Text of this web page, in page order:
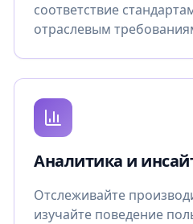
соответствие
отраслевым
Аналитика и
Отслеживайте
изучайте поведение